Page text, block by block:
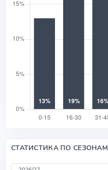
СТАТИСТИКА ПО СЕЗОНАМ